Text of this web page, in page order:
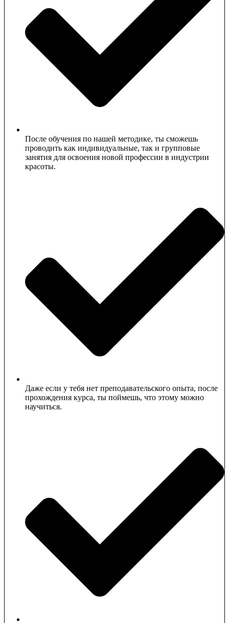
После обучения по нашей методике, ты сможешь
проводить как индивидуальные, так и групповые
занятия для освоения новой профессии в индустрии
красоты.
Даже если у тебя нет преподавательского опыта, после
прохождения курса, ты поймешь, что этому можно
научиться.